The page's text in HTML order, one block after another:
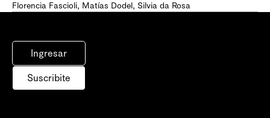
Florencia Fascioli, Matías Dodel, Silvia da Rosa
Ingresar
Suscribite